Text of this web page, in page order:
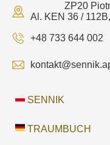
ZP20
Al. KEN 36 /
+48 733 644 002
SENNIK
TRAUMBUCH